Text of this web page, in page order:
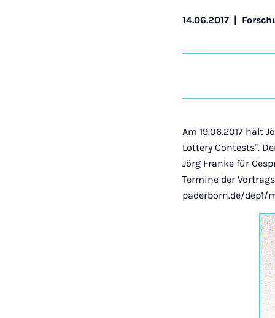
14.06.2017 |
Am 19.06.2017 hält
Lottery Contests".
Jörg Franke für
Termine der
paderborn.de/